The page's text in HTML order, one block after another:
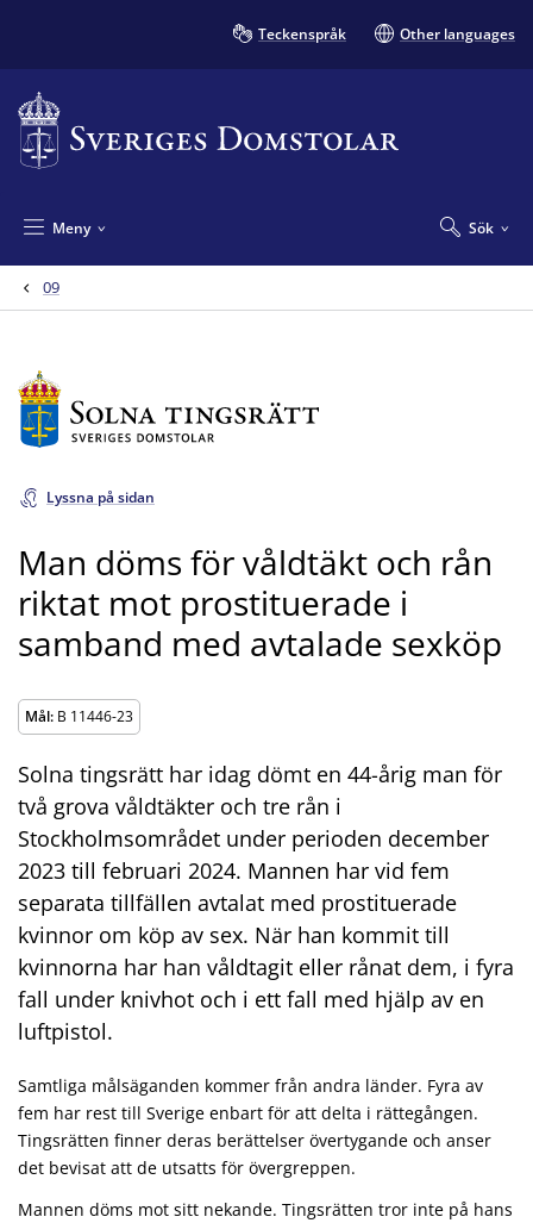
Teckenspråk Other languages
Sök
Meny
09
Lyssna på sidan
Man döms för våldtäkt och rån
riktat mot prostituerade i
samband med avtalade sexköp
Mål: B 11446-23
Solna tingsrätt har idag dömt en 44-årig man för
två grova våldtäkter och tre rån i
Stockholmsområdet under perioden december
2023 till februari 2024. Mannen har vid fem
separata tillfällen avtalat med prostituerade
kvinnor om köp av sex. När han kommit till
kvinnorna har han våldtagit eller rånat dem, i fyra
fall under knivhot och i ett fall med hjälp av en
luftpistol.
Samtliga målsäganden kommer från andra länder. Fyra av
fem har rest till Sverige enbart för att delta i rättegången.
Tingsrätten finner deras berättelser övertygande och anser
det bevisat att de utsatts för övergreppen.
Mannen döms mot sitt nekande. Tingsrätten tror inte på hans